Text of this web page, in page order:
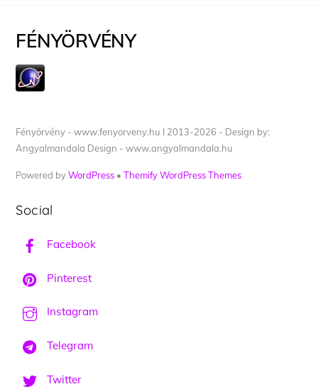
FÉNYÖRVÉNY
Fényörvény - www.fenyorveny.hu I 2013-2026 - Design by:
Angyalmandala Design - www.angyalmandala.hu
Powered byWordPress •Themify WordPress Themes
Social
Facebook
Pinterest
Instagram
Telegram
Twitter